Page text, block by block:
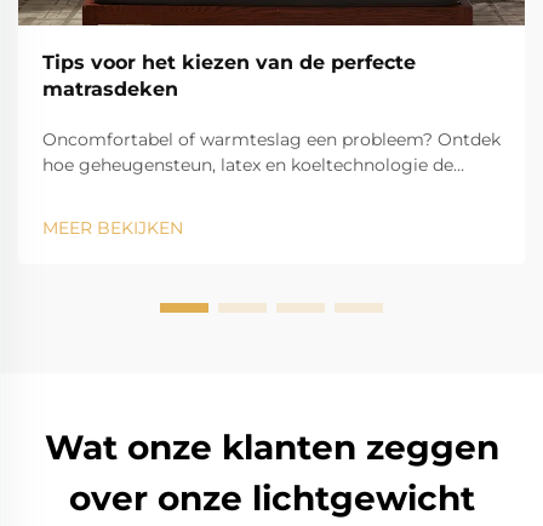
Tips voor het kiezen van de perfecte
matrasdeken
Oncomfortabel of warmteslag een probleem? Ontdek
hoe geheugensteun, latex en koeltechnologie de
MEER BEKIJKEN
Wat onze klanten zeggen
over onze lichtgewicht